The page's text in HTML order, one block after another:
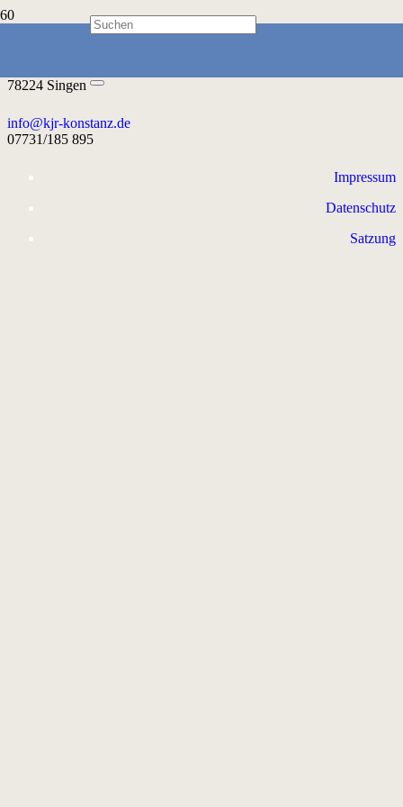
78224 Singen
info@kjr-konstanz.de
07731/185 895
Impressum
Datenschutz
Satzung